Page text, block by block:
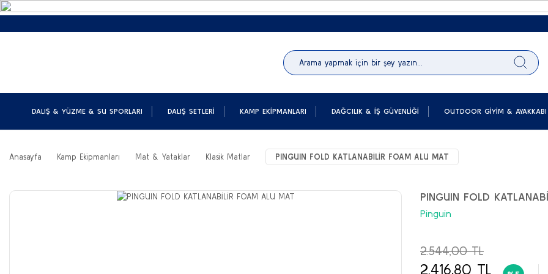
DALIŞ & YÜZME & SU SPORLARI DALIŞ SETLERI KAMP EKIPMANLARI DAĞCILIK & İŞ GÜVENLIĞI OUTDOOR GIYIM & AYAKKABI
Anasayfa Kamp Ekipmanları Mat & Yataklar Klasik Matlar PINGUIN FOLD KATLANABİLİR FOAM ALU MAT
PINGUIN FOLD
Pinguin
2.544,00 TL
2.416,80 TL